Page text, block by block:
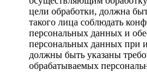
цели обработки, должна
такого лица соблюдать
персональных данных и
персональных данных при
должны быть указаны
обрабатываемых